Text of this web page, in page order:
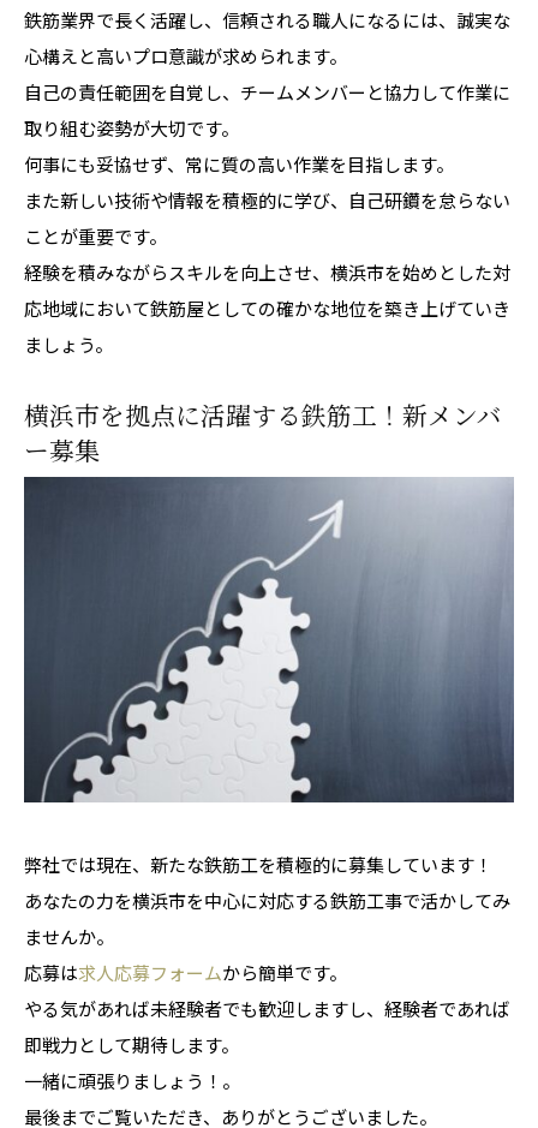
鉄筋業界で長く活躍し、信頼される職人になるには、誠実な
心構えと高いプロ意識が求められます。
自己の責任範囲を自覚し、チームメンバーと協力して作業に
取り組む姿勢が大切です。
何事にも妥協せず、常に質の高い作業を目指します。
また新しい技術や情報を積極的に学び、自己研鑽を怠らない
ことが重要です。
経験を積みながらスキルを向上させ、横浜市を始めとした対
応地域において鉄筋屋としての確かな地位を築き上げていき
ましょう。
横浜市を拠点に活躍する鉄筋工！新メンバ
ー募集
弊社では現在、新たな鉄筋工を積極的に募集しています！
あなたの力を横浜市を中心に対応する鉄筋工事で活かしてみ
ませんか。
応募は求人応募フォームから簡単です。
やる気があれば未経験者でも歓迎しますし、経験者であれば
即戦力として期待します。
一緒に頑張りましょう！。
最後までご覧いただき、ありがとうございました。